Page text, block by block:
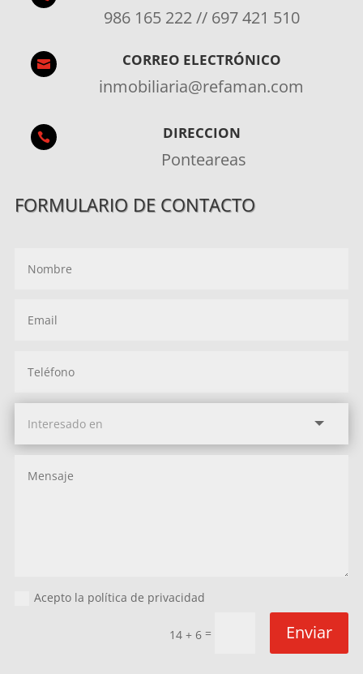
986 165 222 // 697 421 510
 CORREO ELECTRÓNICO
inmobiliaria@refaman.com
 DIRECCION
Ponteareas
FORMULARIO DE CONTACTO
Acepto la política de privacidad
14 + 6 = Enviar